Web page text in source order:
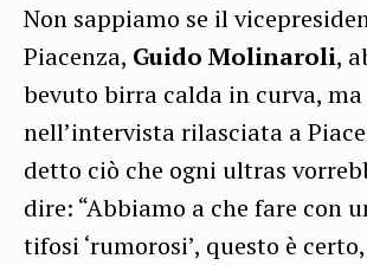
Non sappiamo se il
Piacenza, Guido Molinaroli,
bevuto birra calda in curva,
nell’intervista rilasciata a
detto ciò che ogni ultras
dire: “Abbiamo a che fare con
tifosi ‘rumorosi’, questo è